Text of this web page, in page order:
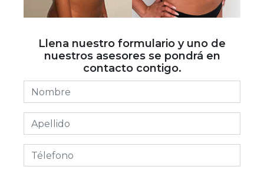
Llena nuestro formulario y uno de
nuestros asesores se pondrá en
contacto contigo.